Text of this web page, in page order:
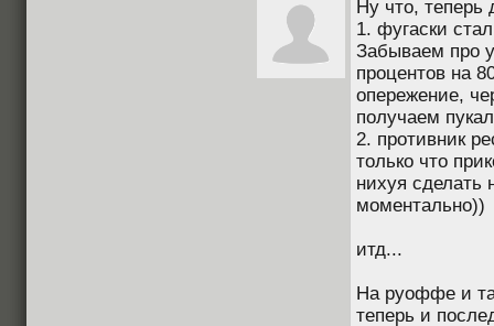
Ну что,
1. фугаски
Забываем про
процентов на
опережение,
получаем
2. противник
только что
нихуя сделать
моментально))
итд...
На руоффе и
теперь и